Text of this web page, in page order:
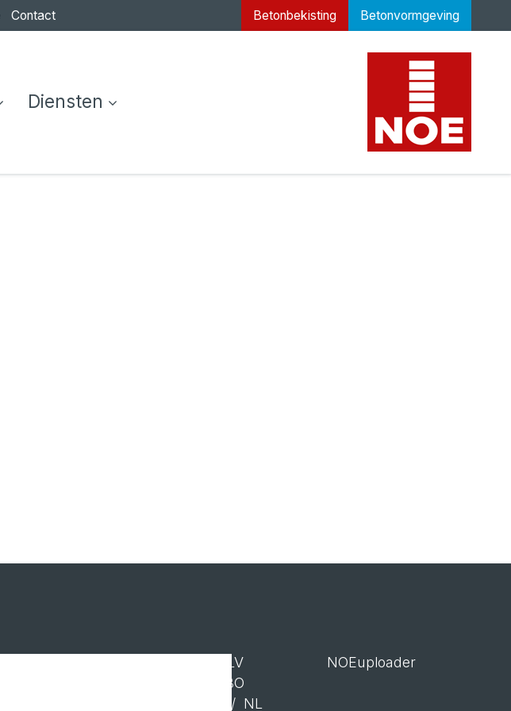
Contact Betonbekisting Betonvormgeving
Diensten
ALV
RBO
/ NL
NOEuploader